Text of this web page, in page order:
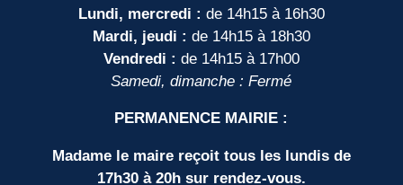
Lundi, mercredi : de 14h15 à 16h30
Mardi, jeudi : de 14h15 à 18h30
Vendredi : de 14h15 à 17h00
Samedi, dimanche : Fermé
PERMANENCE MAIRIE :
Madame le maire reçoit tous les lundis de
17h30 à 20h sur rendez-vous.